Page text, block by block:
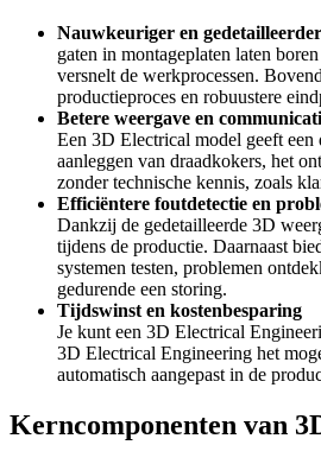
Nauwkeuriger en gedetailleerder
gaten in montageplaten laten
versnelt de werkprocessen.
productieproces en robuustere
Betere weergave en
Een 3D Electrical model geeft
aanleggen van draadkokers, het
zonder technische kennis, zoals
Efficiëntere foutdetectie en
Dankzij de gedetailleerde 3D
tijdens de productie. Daarnaast
systemen testen, problemen
gedurende een storing.
Tijdswinst en kostenbesparing
Je kunt een 3D Electrical
3D Electrical Engineering het
automatisch aangepast in de
Kerncomponenten van